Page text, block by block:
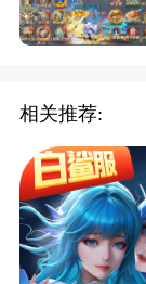
相关推荐: